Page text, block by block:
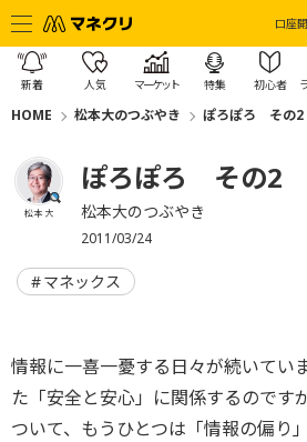
口座
新着 人気 マーケット 特集 初心者
HOME 松本大のつぶやき ぽろぽろ その2
松本 大
ぽろぽろ その2
松本大のつぶやき
2011/03/24
マネックス
情報に一喜一憂する日々が続いてい
た「安全と安心」に関係するのです
ついて、もうひとつは「情報の偏り